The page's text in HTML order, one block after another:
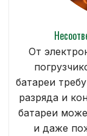
От
батареи
разряда и
батареи
и даже